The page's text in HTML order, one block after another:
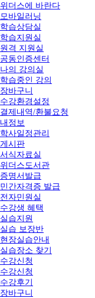
위더스에 바란다
모바일러닝
학습상담실
학습지원실
원격 지원실
공동인증센터
나의 강의실
학습중인 강의
장바구니
수강환경설정
결제내역/환불요청
내정보
학사일정관리
게시판
서식자료실
위더스도서관
증명서발급
민간자격증 발급
전자민원실
수강생 혜택
실습지원
실습 보장반
현장실습안내
실습장소 찾기
수강신청
수강신청
수강후기
장바구니